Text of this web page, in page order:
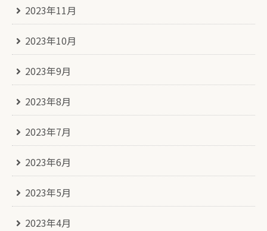
2023年11月
2023年10月
2023年9月
2023年8月
2023年7月
2023年6月
2023年5月
2023年4月